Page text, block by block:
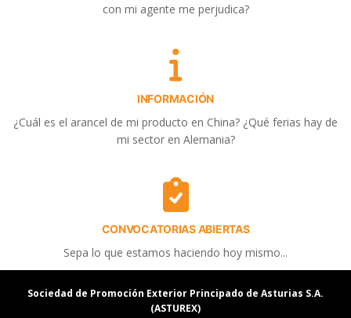
con mi agente me perjudica?
INFORMACIÓN
¿Cuál es el arancel de mi producto en China? ¿Qué ferias hay de
mi sector en Alemania?
CONVOCATORIAS ABIERTAS
Sepa lo que estamos haciendo hoy mismo...
Sociedad de Promoción Exterior Principado de Asturias S.A.
(ASTUREX)